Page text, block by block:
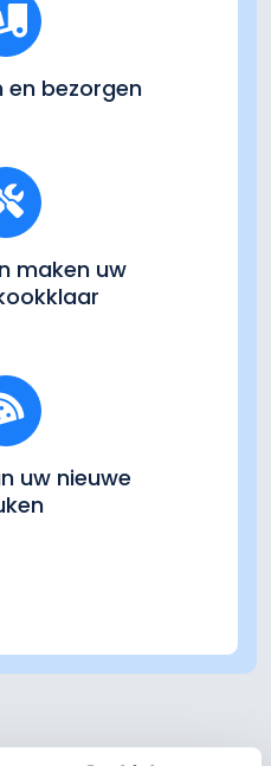
en bezorgen
maken uw
uw nieuwe